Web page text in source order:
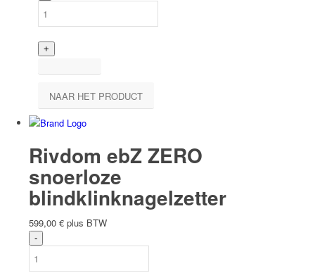
NAAR HET PRODUCT
Rivdom ebZ ZERO
snoerloze
blindklinknagelzetter
599,00 € plus BTW